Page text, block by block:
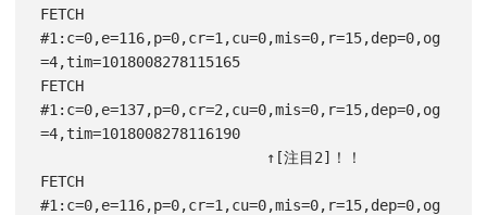
FETCH
#1:c=0,e=116,p=0,cr=1,cu=0,mis=0,r=15,dep=0,og
=4,tim=1018008278115165
FETCH
#1:c=0,e=137,p=0,cr=2,cu=0,mis=0,r=15,dep=0,og
=4,tim=1018008278116190
FETCH
#1:c=0,e=116,p=0,cr=1,cu=0,mis=0,r=15,dep=0,og